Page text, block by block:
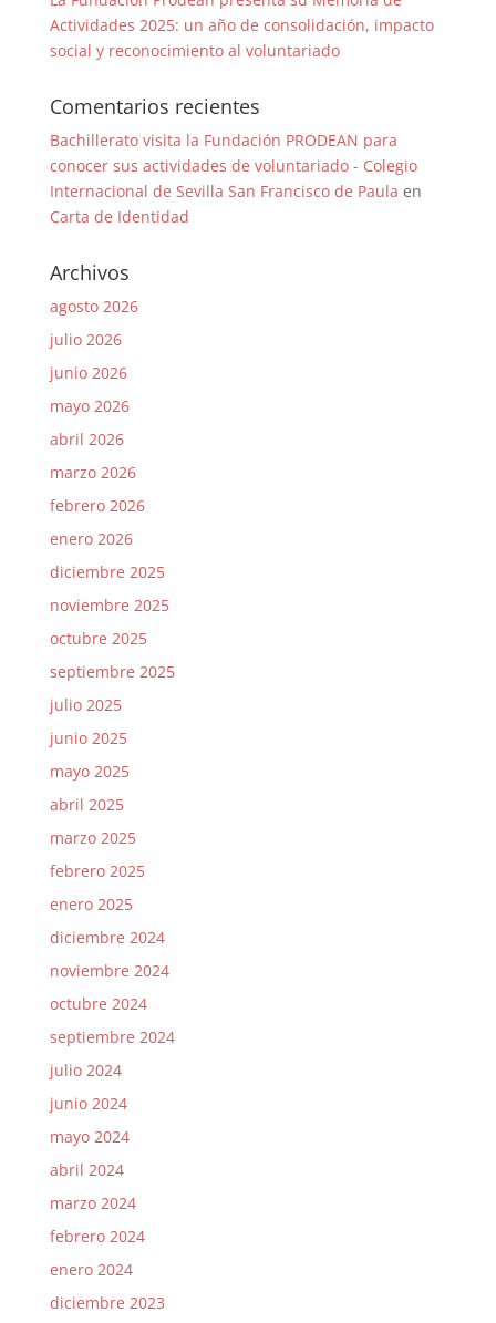
Actividades 2025: un año de consolidación, impacto
social y reconocimiento al voluntariado
Comentarios recientes
Bachillerato visita la Fundación PRODEAN para
conocer sus actividades de voluntariado - Colegio
Internacional de Sevilla San Francisco de Paula en
Carta de Identidad
Archivos
agosto 2026
julio 2026
junio 2026
mayo 2026
abril 2026
marzo 2026
febrero 2026
enero 2026
diciembre 2025
noviembre 2025
octubre 2025
septiembre 2025
julio 2025
junio 2025
mayo 2025
abril 2025
marzo 2025
febrero 2025
enero 2025
diciembre 2024
noviembre 2024
octubre 2024
septiembre 2024
julio 2024
junio 2024
mayo 2024
abril 2024
marzo 2024
febrero 2024
enero 2024
diciembre 2023